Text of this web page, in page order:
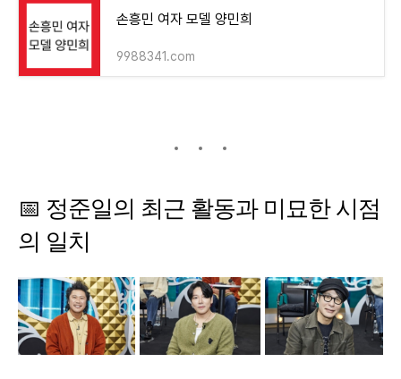
손흥민 여자 모델 양민희
9988341.com
📅 정준일의 최근 활동과 미묘한시점
의 일치